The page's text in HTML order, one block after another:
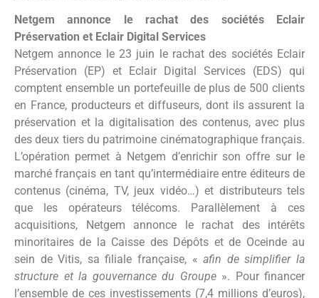
Netgem annonce le rachat des sociétés Eclair
Préservation et Eclair Digital Services
Netgem annonce le 23 juin le rachat des sociétés Eclair
Préservation (EP) et Eclair Digital Services (EDS) qui
comptent ensemble un portefeuille de plus de 500 clients
en France, producteurs et diffuseurs, dont ils assurent la
préservation et la digitalisation des contenus, avec plus
des deux tiers du patrimoine cinématographique français.
L’opération permet à Netgem d’enrichir son offre sur le
marché français en tant qu’intermédiaire entre éditeurs de
contenus (cinéma, TV, jeux vidéo…) et distributeurs tels
que les opérateurs télécoms. Parallèlement à ces
acquisitions, Netgem annonce le rachat des intérêts
minoritaires de la Caisse des Dépôts et de Oceinde au
sein de Vitis, sa filiale française, «afin de simplifier la
structure et la gouvernance du Groupe». Pour financer
l’ensemble de ces investissements (7,4 millions d’euros),